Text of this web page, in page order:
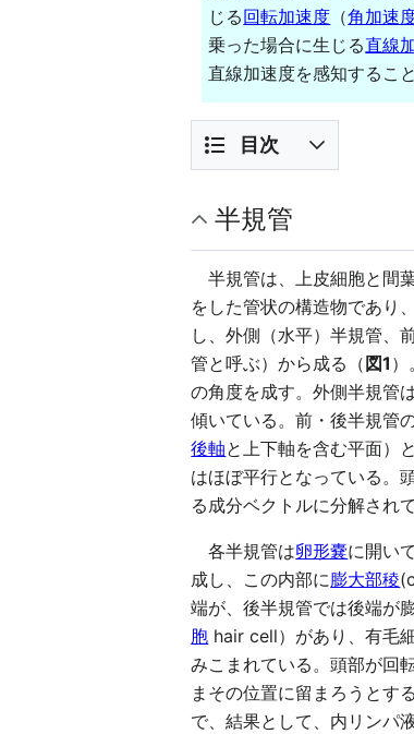
じる回転加速度 （角加速
乗った場合に生じる直線
直線加速度を感知するこ
目次
半規管
半規管は、上皮細胞と間
をした管状の構造物であり
し、外側（水平）半規管、
管と呼ぶ）から成る（ 図1
の角度を成す。外側半規管は
傾いている。前・後半規管
後軸と上下軸を含む平面）
はほぼ平行となっている。
る成分ベクトルに分解され
各半規管は卵形嚢に開い
成し、この内部に膨大部稜
端が、後半規管では後端が
胞 hair cell）があり、有毛
みこまれている。頭部が回
まその位置に留まろうとす
で、結果として、内リンパ